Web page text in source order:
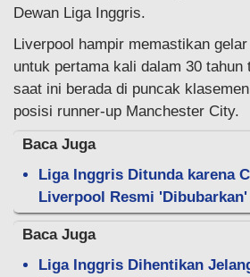
Dewan Liga Inggris.
Liverpool hampir memastikan
untuk pertama kali dalam 30
saat ini berada di puncak
posisi runner-up Manchester City.
Baca Juga
Liga Inggris Ditunda karena
Liverpool Resmi 'Dibubarkan'
Baca Juga
Liga Inggris Dihentikan